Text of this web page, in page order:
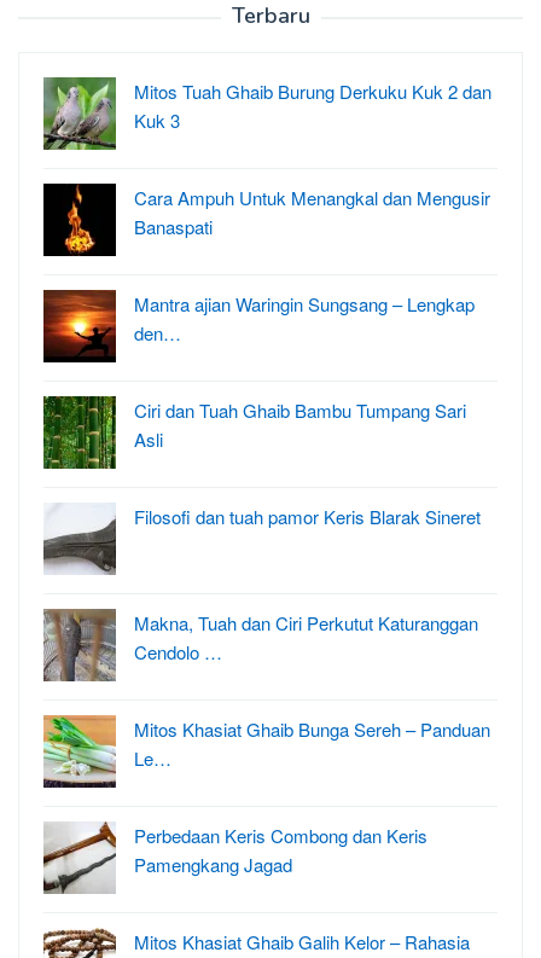
Terbaru
Mitos Tuah Ghaib Burung Derkuku Kuk 2 dan
Kuk 3
Cara Ampuh Untuk Menangkal dan Mengusir
Banaspati
Mantra ajian Waringin Sungsang – Lengkap
den…
Ciri dan Tuah Ghaib Bambu Tumpang Sari
Asli
Filosofi dan tuah pamor Keris Blarak Sineret
Makna, Tuah dan Ciri Perkutut Katuranggan
Cendolo …
Mitos Khasiat Ghaib Bunga Sereh – Panduan
Le…
Perbedaan Keris Combong dan Keris
Pamengkang Jagad
Mitos Khasiat Ghaib Galih Kelor – Rahasia